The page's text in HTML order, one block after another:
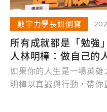
數字力學長姐側寫
所有成就都是「勉強
人林明樟：做自己的
如果你的人生是一場英
明樟以真誠與行動，帶你